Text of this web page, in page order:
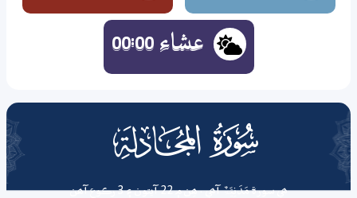
058 surah
ھي سورةمَدَنِیَّۃٌآھي . ھِن ۾ 22 آيتون ۽ 3 رڪوع آھن
عشاء 00:00